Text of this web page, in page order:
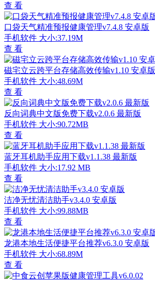
查 看
口袋天气精准预报健康管理v7.4.8 安卓版
手机软件 大小:37.19M
查 看
磁宅立云跨平台存储高效传输v1.10 安卓版
手机软件 大小:48.69M
查 看
反向词典中文版免费下载v2.0.6 最新版
手机软件 大小:90.72MB
查 看
蓝牙耳机助手应用下载v1.1.38 最新版
手机软件 大小:17.92 MB
查 看
洁净无忧清洁助手v3.4.0 安卓版
手机软件 大小:99.88MB
查 看
龙港本地生活便捷平台推荐v6.3.0 安卓版
手机软件 大小:68.89M
查 看